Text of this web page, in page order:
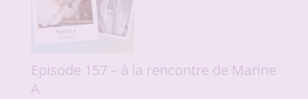
Episode 157 – à la rencontre de Marine
A